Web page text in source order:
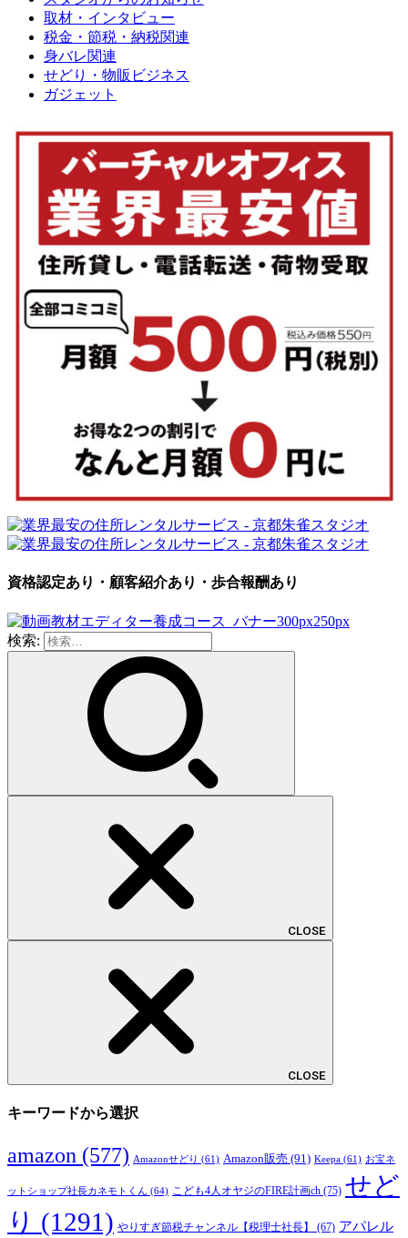
取材・インタビュー
税金・節税・納税関連
身バレ関連
せどり・物販ビジネス
ガジェット
資格認定あり・顧客紹介あり・歩合報酬あり
検索:
CLOSE
CLOSE
キーワードから選択
amazon (577) Amazonせどり (61) Amazon販売 (91) Keepa (61) お宝ネ
ットショップ社長カネモトくん (64) こども4人オヤジのFIRE計画ch (75) せど
り (1291) やりすぎ節税チャンネル【税理士社長】 (67) アパレル